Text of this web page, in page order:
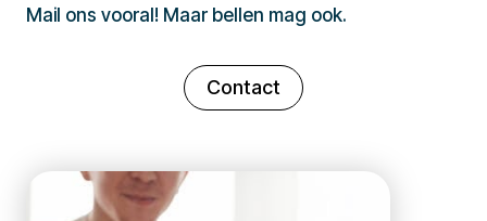
Mail ons vooral! Maar bellen mag ook.
Contact